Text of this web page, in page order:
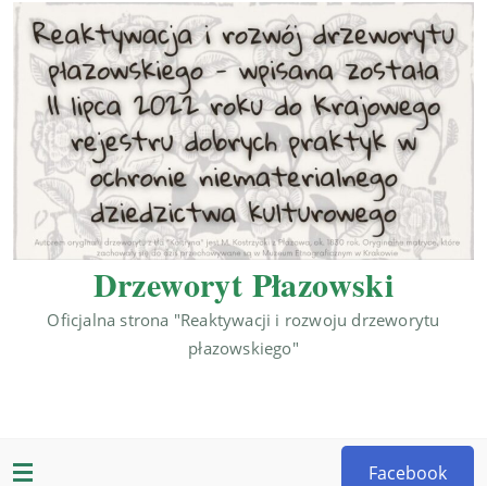
Drzeworyt Płazowski
Oficjalna strona "Reaktywacji i rozwoju drzeworytu
płazowskiego"
Facebook